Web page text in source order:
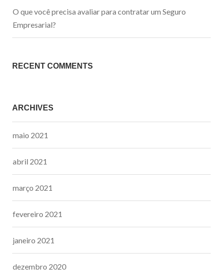
O que você precisa avaliar para contratar um Seguro
Empresarial?
RECENT COMMENTS
ARCHIVES
maio 2021
abril 2021
março 2021
fevereiro 2021
janeiro 2021
dezembro 2020